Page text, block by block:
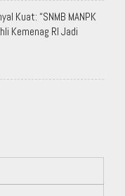
Kuat: “SNMB MANPK
Kemenag RI Jadi